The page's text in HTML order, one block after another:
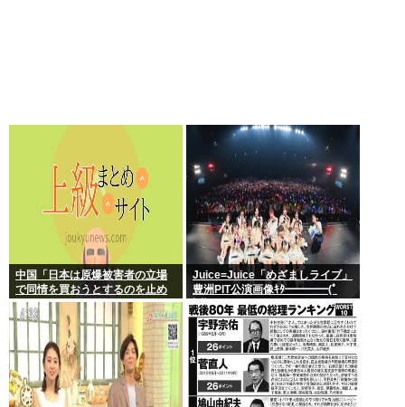
中国「日本は原爆被害者の立場
で同情を買おうとするのを止め
ろ」
Juice=Juice「めざましライブ」
豊洲PIT公演画像ｷﾀ━━━━(ﾟ
∀ﾟ)━━━━!!